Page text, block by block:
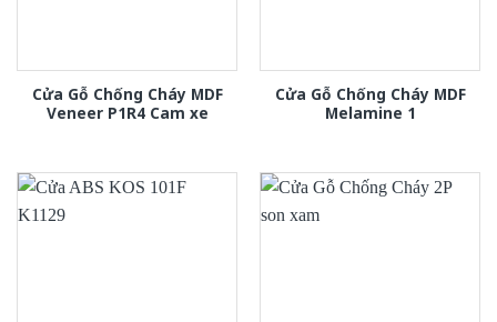
Cửa Gỗ Chống Cháy MDF
Veneer P1R4 Cam xe
Cửa Gỗ Chống Cháy MDF
Melamine 1